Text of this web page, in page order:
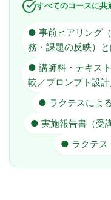
すべてのコースに共
● 事前ヒアリング
務・課題の反映）
● 講師料・テキス
較／プロンプト設
● ラクテスによ
● 実施報告書（受
● ラクテス